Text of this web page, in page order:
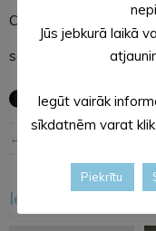
Centrālās
sabiedrisko attiecību
← Iepriekšējā ziņa
Iesakām arī šo
Jūs jebkurā laikā
Iegūt vairāk
sīkdatnēm varat
Piekrītu